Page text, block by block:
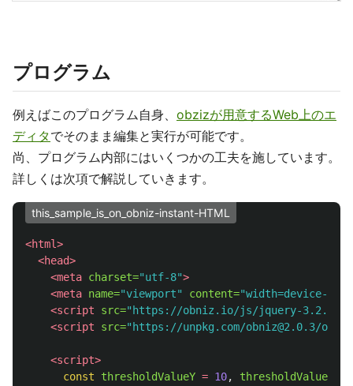
プログラム
例えばこのプログラム自身、 obzizが用意するWeb上のエ
ディタでそのまま編集と実行が可能です。
尚、プログラム内部にはいくつかの工夫を施しています。
詳しくは次項で解説していきます。
this_sample_is_on_obniz-instant-HTML
<html>
<head>
<meta charset="utf-8">
<meta name="viewport" content="width=device-
<script src="https://obniz.io/js/jquery-
<script src="https://unpkg.com/obniz@2.0.3/
<script>
const
thresholdValueY = 10, thresholdValueX